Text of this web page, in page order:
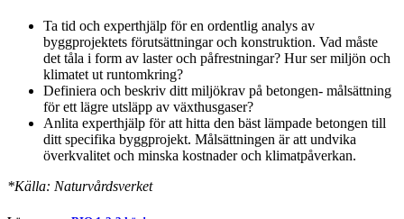
Ta tid och experthjälp för en ordentlig analys av
byggprojektets förutsättningar och konstruktion. Vad måste
det tåla i form av laster och påfrestningar? Hur ser miljön och
klimatet ut runtomkring?
Definiera och beskriv ditt miljökrav på betongen- målsättning
för ett lägre utsläpp av växthusgaser?
Anlita experthjälp för att hitta den bäst lämpade betongen till
ditt specifika byggprojekt. Målsättningen är att undvika
överkvalitet och minska kostnader och klimatpåverkan.
*Källa: Naturvårdsverket